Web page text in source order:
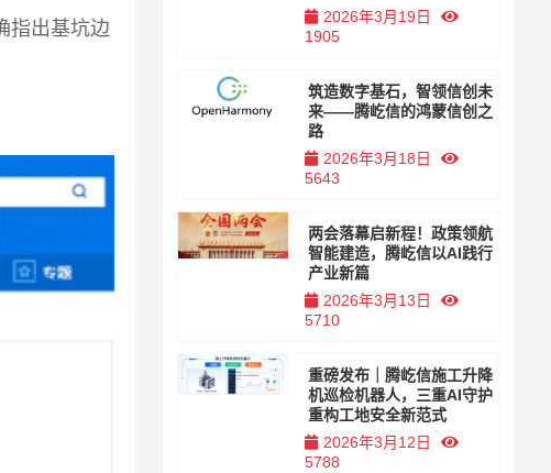
指出基坑边
2026年3月19日
1905
筑造数字基石，智领信创未
来——腾屹信的鸿蒙信创之
路
2026年3月18日
5643
两会落幕启新程！政策领航
智能建造，腾屹信以AI践行
产业新篇
2026年3月13日
5710
重磅发布｜腾屹信施工升降
机巡检机器人，三重AI守护
重构工地安全新范式
2026年3月12日
5788